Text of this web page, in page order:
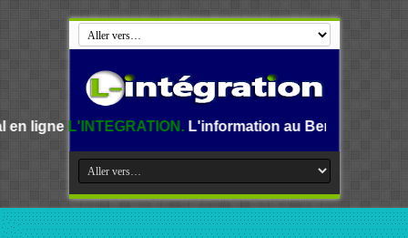
L'information au Benin, en Afrique et dans